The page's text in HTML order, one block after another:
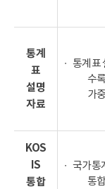
통계
표
설명
자료
통계표
수
가
KOS
IS
통합
국가통
통